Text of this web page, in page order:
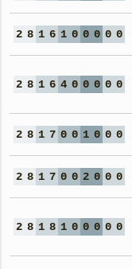
2 8 1 6 1 0 0 0 0 0
2 8 1 6 4 0 0 0 0 0
2 8 1 7 0 0 1 0 0 0
2 8 1 7 0 0 2 0 0 0
2 8 1 8 1 0 0 0 0 0